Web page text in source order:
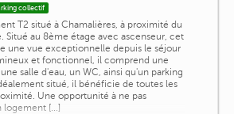
collectif
T2 situé à Chamalières, à proximité du
Situé au 8ème étage avec ascenseur, cet
une vue exceptionnelle depuis le séjour
et fonctionnel, il comprend une
salle d'eau, un WC, ainsi qu'un parking
situé, il bénéficie de toutes les
Une opportunité à ne pas
logement [...]